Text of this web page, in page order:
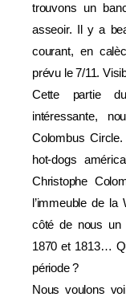
trouvons un
asseoir. Il y a
courant, en
prévu le 7/11.
Cette partie
intéressante,
Colombus
hot-dogs
Christophe
l’immeuble de
côté de nous un
1870 et 1813…
période ?
Nous voulons